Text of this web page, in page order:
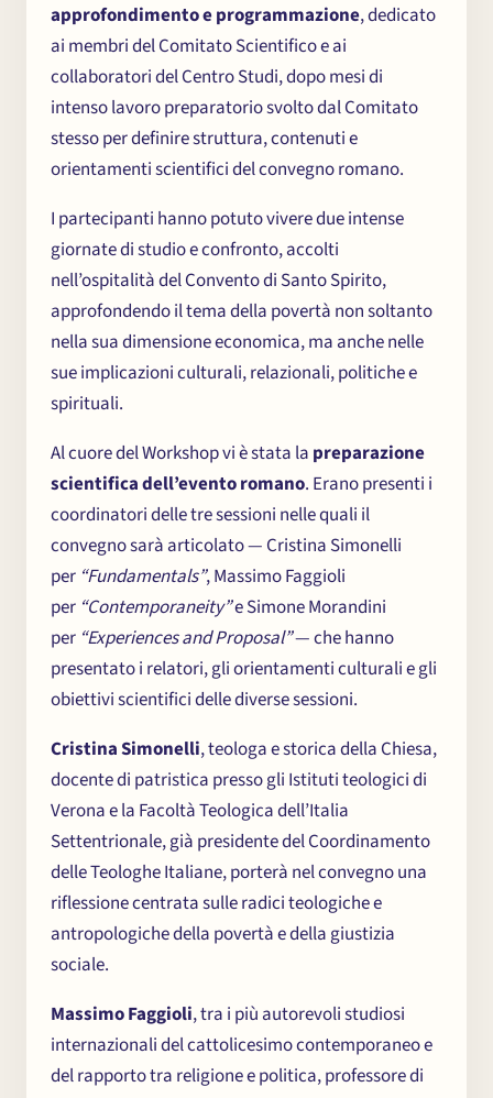
approfondimento e programmazione, dedicato
ai membri del Comitato Scientifico e ai
collaboratori del Centro Studi, dopo mesi di
intenso lavoro preparatorio svolto dal Comitato
stesso per definire struttura, contenuti e
orientamenti scientifici del convegno romano.
I partecipanti hanno potuto vivere due intense
giornate di studio e confronto, accolti
nell’ospitalità del Convento di Santo Spirito,
approfondendo il tema della povertà non soltanto
nella sua dimensione economica, ma anche nelle
sue implicazioni culturali, relazionali, politiche e
spirituali.
Al cuore del Workshop vi è stata la preparazione
scientifica dell’evento romano. Erano presenti i
coordinatori delle tre sessioni nelle quali il
convegno sarà articolato — Cristina Simonelli
per “Fundamentals”, Massimo Faggioli
per “Contemporaneity”e Simone Morandini
per “Experiences and Proposal”— che hanno
presentato i relatori, gli orientamenti culturali e gli
obiettivi scientifici delle diverse sessioni.
Cristina Simonelli, teologa e storica della Chiesa,
docente di patristica presso gli Istituti teologici di
Verona e la Facoltà Teologica dell’Italia
Settentrionale, già presidente del Coordinamento
delle Teologhe Italiane, porterà nel convegno una
riflessione centrata sulle radici teologiche e
antropologiche della povertà e della giustizia
sociale.
Massimo Faggioli, tra i più autorevoli studiosi
internazionali del cattolicesimo contemporaneo e
del rapporto tra religione e politica, professore di